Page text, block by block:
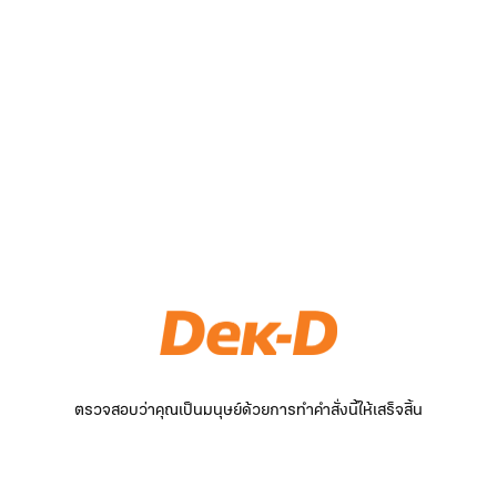
ตรวจสอบว่าคุณเป็นมนุษย์ด้วยการทำคำสั่งนี้ให้เสร็จสิ้น